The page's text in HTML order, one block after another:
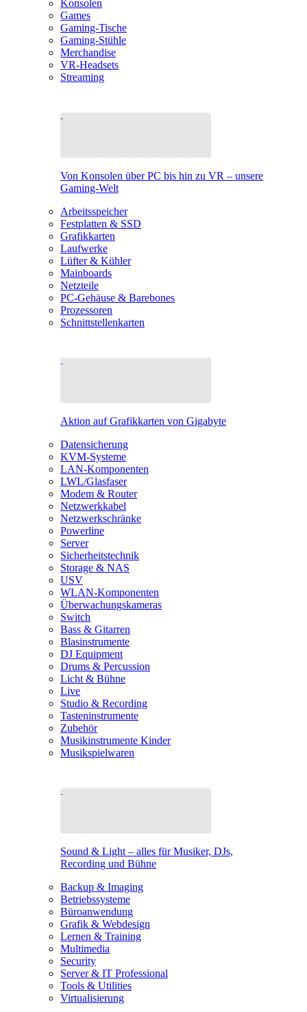
Konsolen
Games
Gaming-Tische
Gaming-Stühle
Merchandise
VR-Headsets
Streaming
Von Konsolen über PC bis hin zu VR – unsere
Gaming-Welt
Arbeitsspeicher
Festplatten & SSD
Grafikkarten
Laufwerke
Lüfter & Kühler
Mainboards
Netzteile
PC-Gehäuse & Barebones
Prozessoren
Schnittstellenkarten
Aktion auf Grafikkarten von Gigabyte
Datensicherung
KVM-Systeme
LAN-Komponenten
LWL/Glasfaser
Modem & Router
Netzwerkkabel
Netzwerkschränke
Powerline
Server
Sicherheitstechnik
Storage & NAS
USV
WLAN-Komponenten
Überwachungskameras
Switch
Bass & Gitarren
Blasinstrumente
DJ Equipment
Drums & Percussion
Licht & Bühne
Live
Studio & Recording
Tasteninstrumente
Zubehör
Musikinstrumente Kinder
Musikspielwaren
Sound & Light – alles für Musiker, DJs,
Recording und Bühne
Backup & Imaging
Betriebssysteme
Büroanwendung
Grafik & Webdesign
Lernen & Training
Multimedia
Security
Server & IT Professional
Tools & Utilities
Virtualisierung